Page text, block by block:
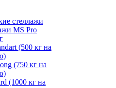
стеллажи
MS Pro
(500 кг на
(750 кг на
(1000 кг на